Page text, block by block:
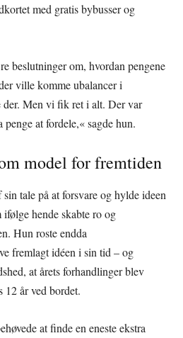
med gratis bybusser og
beslutninger om, hvordan pengene
ville komme ubalancer i
Men vi fik ret i alt. Der var
at fordele,« sagde hun.
model for fremtiden
tale på at forsvare og hylde ideen
hende skabte ro og
Hun roste endda
fremlagt idéen i sin tid – og
at årets forhandlinger blev
12 år ved bordet.
at finde en eneste ekstra